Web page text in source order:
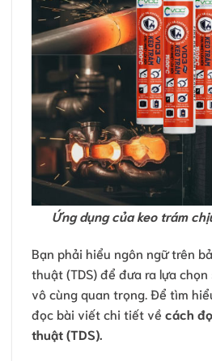
Ứng dụng của keo trám
Bạn phải hiểu ngôn ngữ trên
thuật (TDS) để đưa ra lựa
vô cùng quan trọng. Để tìm
đọc bài viết chi tiết về cách
thuật (TDS).